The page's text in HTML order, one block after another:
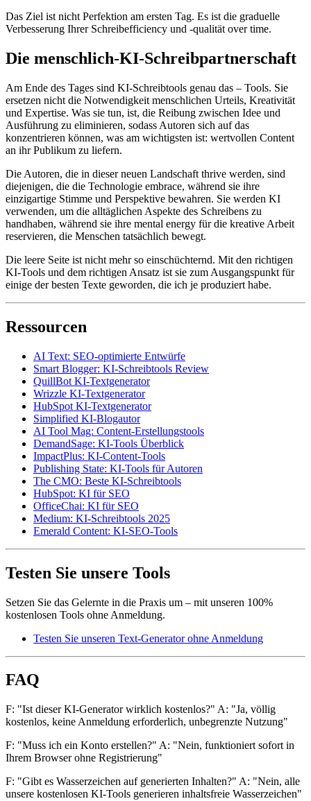
Das Ziel ist nicht Perfektion am ersten Tag. Es ist die graduelle
Verbesserung Ihrer Schreibefficiency und -qualität over time.
Die menschlich-KI-Schreibpartnerschaft
Am Ende des Tages sind KI-Schreibtools genau das – Tools. Sie
ersetzen nicht die Notwendigkeit menschlichen Urteils, Kreativität
und Expertise. Was sie tun, ist, die Reibung zwischen Idee und
Ausführung zu eliminieren, sodass Autoren sich auf das
konzentrieren können, was am wichtigsten ist: wertvollen Content
an ihr Publikum zu liefern.
Die Autoren, die in dieser neuen Landschaft thrive werden, sind
diejenigen, die die Technologie embrace, während sie ihre
einzigartige Stimme und Perspektive bewahren. Sie werden KI
verwenden, um die alltäglichen Aspekte des Schreibens zu
handhaben, während sie ihre mental energy für die kreative Arbeit
reservieren, die Menschen tatsächlich bewegt.
Die leere Seite ist nicht mehr so einschüchternd. Mit den richtigen
KI-Tools und dem richtigen Ansatz ist sie zum Ausgangspunkt für
einige der besten Texte geworden, die ich je produziert habe.
Ressourcen
AI Text: SEO-optimierte Entwürfe
Smart Blogger: KI-Schreibtools Review
QuillBot KI-Textgenerator
Wrizzle KI-Textgenerator
HubSpot KI-Textgenerator
Simplified KI-Blogautor
AI Tool Mag: Content-Erstellungstools
DemandSage: KI-Tools Überblick
ImpactPlus: KI-Content-Tools
Publishing State: KI-Tools für Autoren
The CMO: Beste KI-Schreibtools
HubSpot: KI für SEO
OfficeChai: KI für SEO
Medium: KI-Schreibtools 2025
Emerald Content: KI-SEO-Tools
Testen Sie unsere Tools
Setzen Sie das Gelernte in die Praxis um – mit unseren 100%
kostenlosen Tools ohne Anmeldung.
Testen Sie unseren Text-Generator ohne Anmeldung
FAQ
F: "Ist dieser KI-Generator wirklich kostenlos?" A: "Ja, völlig
kostenlos, keine Anmeldung erforderlich, unbegrenzte Nutzung"
F: "Muss ich ein Konto erstellen?" A: "Nein, funktioniert sofort in
Ihrem Browser ohne Registrierung"
F: "Gibt es Wasserzeichen auf generierten Inhalten?" A: "Nein, alle
unsere kostenlosen KI-Tools generieren inhaltsfreie Wasserzeichen"